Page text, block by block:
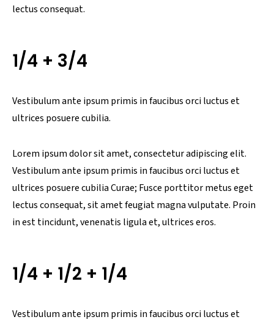
lectus consequat.
1/4 + 3/4
Vestibulum ante ipsum primis in faucibus orci luctus et
ultrices posuere cubilia.
Lorem ipsum dolor sit amet, consectetur adipiscing elit.
Vestibulum ante ipsum primis in faucibus orci luctus et
ultrices posuere cubilia Curae; Fusce porttitor metus eget
lectus consequat, sit amet feugiat magna vulputate. Proin
in est tincidunt, venenatis ligula et, ultrices eros.
1/4 + 1/2 + 1/4
Vestibulum ante ipsum primis in faucibus orci luctus et